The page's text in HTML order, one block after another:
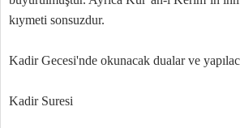
kıymeti sonsuzdur.
Kadir Gecesi'nde okunacak dualar ve
Kadir Suresi